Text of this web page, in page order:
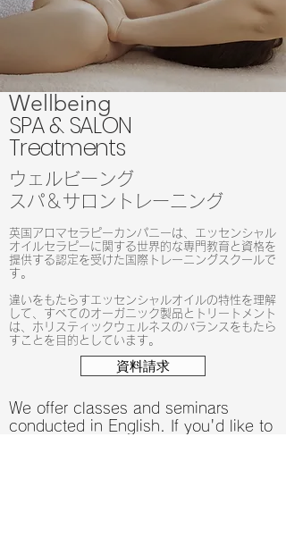
​Wellbeing
SPA & SALON
Treatments
ウェルビーング​
スパ＆サロン トレーニング
英国アロマセラピーカンパニーは、エッセンシャル
オイルセラピーに関する世界的な専門教育と資格を
提供する認定を受けた国際トレーニングスクールで
す。
違いをもたらすエッセンシャルオイルの特性を理解
して、すべてのオーガニック製品とトリートメント
は、ホリスティックウェルネスのバランスをもたら
すことを目的としています。
資料請求
We offer classes and seminars
conducted in English. If you'd like to